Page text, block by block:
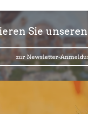
Sie
zur Newsletter-